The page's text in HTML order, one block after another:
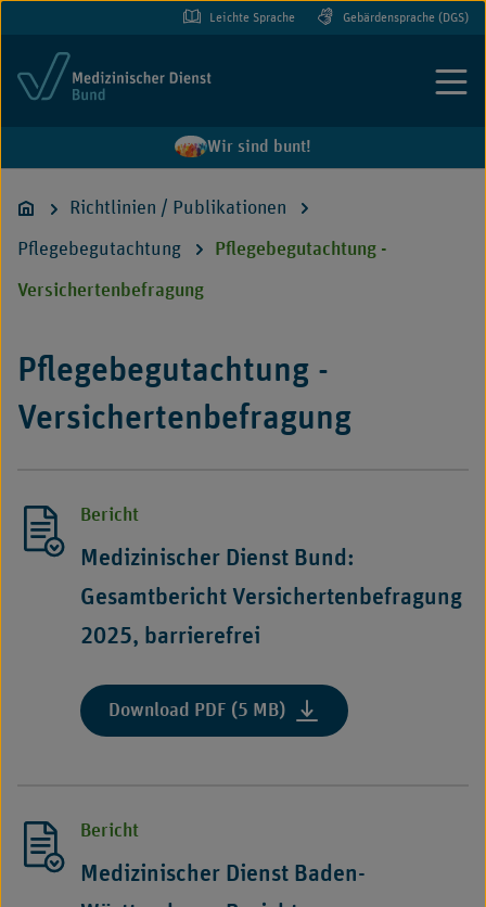
Leichte Sprache Gebärdensprache (DGS)
Menü
Wir sind bunt!
Richtlinien / Publikationen
Pflegebegutachtung Pflegebegutachtung -
Versichertenbefragung
Pflegebegutachtung -
Versichertenbefragung
Medizinischer Dienst Bund:
Gesamtbericht Versichertenbefragung
2025, barrierefrei
Bericht
Download PDF (5 MB):
"Medizinischer
2025,
Medizinischer Dienst Baden-
Bericht